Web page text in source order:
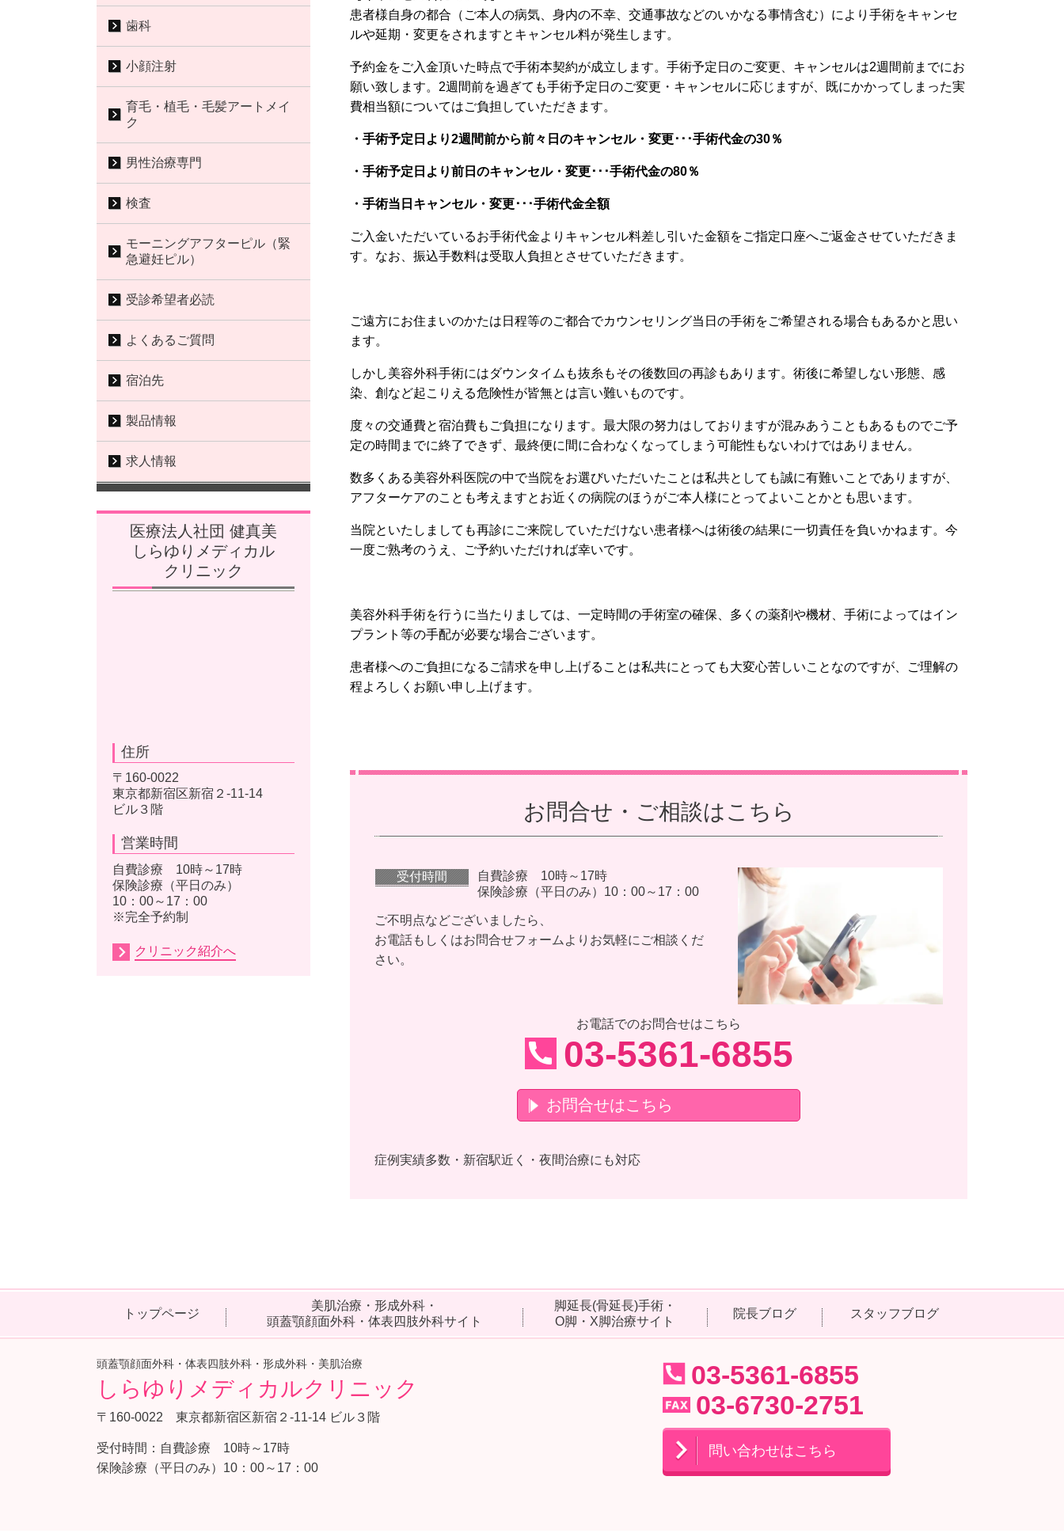
患者様自身の都合（ご本人の病気、身内の不幸、交通事故などのいかなる事情含む）により手術をキャンセ
ルや延期・変更をされますとキャンセル料が発生します。
予約金をご入金頂いた時点で手術本契約が成立します。手術予定日のご変更、キャンセルは2週間前までにお
願い致します。2週間前を過ぎても手術予定日のご変更・キャンセルに応じますが、既にかかってしまった実
費相当額についてはご負担していただきます。
・手術予定日より2週間前から前々日のキャンセル・変更･･･手術代金の30％
・手術予定日より前日のキャンセル・変更･･･手術代金の80％
・手術当日キャンセル・変更･･･手術代金全額
ご入金いただいているお手術代金よりキャンセル料差し引いた金額をご指定口座へご返金させていただきま
す。なお、振込手数料は受取人負担とさせていただきます。
ご遠方にお住まいのかたは日程等のご都合でカウンセリング当日の手術をご希望される場合もあるかと思い
ます。
しかし美容外科手術にはダウンタイムも抜糸もその後数回の再診もあります。術後に希望しない形態、感
染、創など起こりえる危険性が皆無とは言い難いものです。
度々の交通費と宿泊費もご負担になります。最大限の努力はしておりますが混みあうこともあるものでご予
定の時間までに終了できず、最終便に間に合わなくなってしまう可能性もないわけではありません。
数多くある美容外科医院の中で当院をお選びいただいたことは私共としても誠に有難いことでありますが、
アフターケアのことも考えますとお近くの病院のほうがご本人様にとってよいことかとも思います。
当院といたしましても再診にご来院していただけない患者様へは術後の結果に一切責任を負いかねます。今
一度ご熟考のうえ、ご予約いただければ幸いです。
美容外科手術を行うに当たりましては、一定時間の手術室の確保、多くの薬剤や機材、手術によってはイン
プラント等の手配が必要な場合ございます。
患者様へのご負担になるご請求を申し上げることは私共にとっても大変心苦しいことなのですが、ご理解の
程よろしくお願い申し上げます。
お問合せ・ご相談はこちら
受付時間
自費診療 10時～17時
保険診療（平日のみ）10：00～17：00
ご不明点などございましたら、
お電話もしくはお問合せフォームよりお気軽にご相談くだ
さい。
お電話でのお問合せはこちら
03-5361-6855
お問合せはこちら
症例実績多数・新宿駅近く・夜間治療にも対応
歯科
小顔注射
育毛・植毛・毛髪アートメイ
ク
男性治療専門
検査
モーニングアフターピル（緊
急避妊ピル）
受診希望者必読
よくあるご質問
宿泊先
製品情報
求人情報
医療法人社団 健真美
しらゆりメディカル
クリニック
住所
〒160-0022
東京都新宿区新宿２-11-14
ビル３階
営業時間
自費診療 10時～17時
保険診療（平日のみ）
10：00～17：00
※完全予約制
クリニック紹介へ
トップページ
美肌治療・形成外科・
頭蓋顎顔面外科・体表四肢外科サイト
脚延長(骨延長)手術・
O脚・X脚治療サイト
院長ブログ スタッフブログ
頭蓋顎顔面外科・体表四肢外科・形成外科・美肌治療
しらゆりメディカルクリニック
〒160-0022 東京都新宿区新宿２-11-14 ビル３階
受付時間： 自費診療 10時～17時
保険診療（平日のみ）10：00～17：00
03-5361-6855
03-6730-2751
問い合わせはこちら